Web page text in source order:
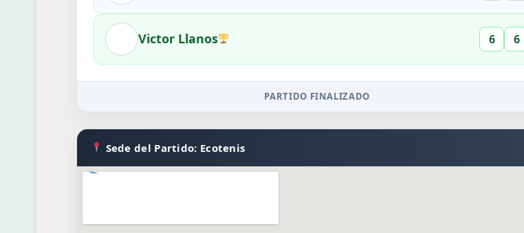
Victor Llanos 6 6
PARTIDO FINALIZADO
Sede del Partido: Ecotenis